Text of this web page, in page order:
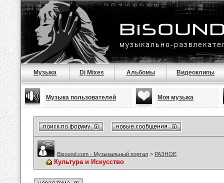
Музыка Dj Mixes Альбомы Видеоклипы
Музыка пользователей Моя музыка
Bisound.com - Музыкальный портал > РАЗНОЕ
Культура и Искусство